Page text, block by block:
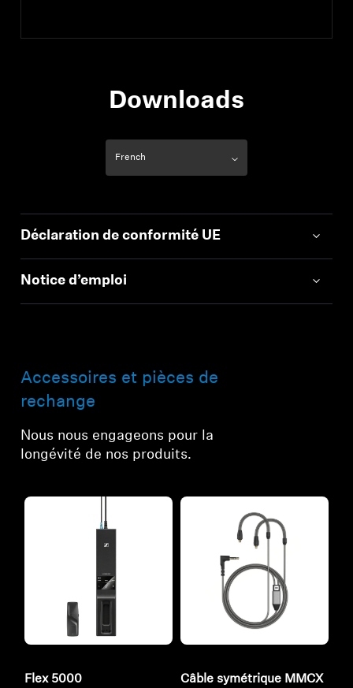
Downloads
Déclaration de conformité UE
Notice d’emploi
Accessoires et pièces de
rechange
Nous nous engageons pour la
longévité de nos produits.
Flex 5000
Câble symétrique MMCX